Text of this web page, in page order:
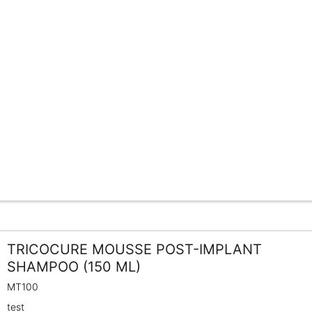
TRICOCURE MOUSSE POST-IMPLANT
SHAMPOO (150 ML)
MT100
test